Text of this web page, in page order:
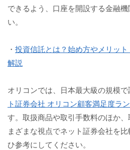
できるよう、口座を開設する金融
い。
・ 投資信託とは？始め方やメリッ
解説
オリコンでは、日本最大級の規模
ト証券会社 オリコン顧客満足度ラ
す。取扱商品や取引手数料のほか
まざまな視点でネット証券会社を
ひ参考にしてください。